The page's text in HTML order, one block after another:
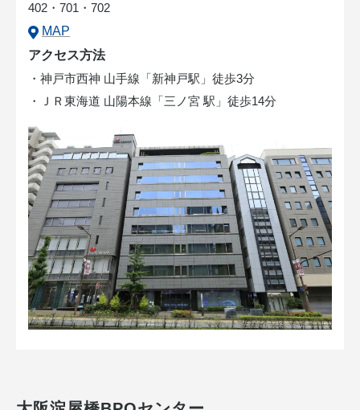
402・701・702
MAP
アクセス方法
・神戸市西神 山手線「新神戸駅」徒歩3分
・ＪＲ東海道 山陽本線「三ノ宮 駅」徒歩14分